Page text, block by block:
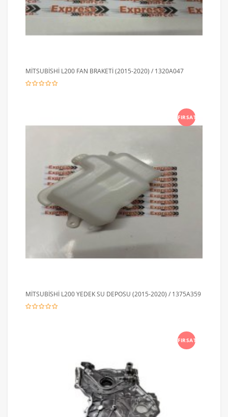
MİTSUBİSHİ L200 FAN BRAKETİ (2015-2020) / 1320A047
FIRSAT
MİTSUBİSHİ L200 YEDEK SU DEPOSU (2015-2020) / 1375A359
FIRSAT